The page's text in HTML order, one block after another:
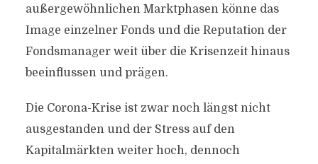
außergewöhnlichen Marktphasen könne das
Image einzelner Fonds und die Reputation der
Fondsmanager weit über die Krisenzeit hinaus
beeinflussen und prägen.
Die Corona-Krise ist zwar noch längst nicht
ausgestanden und der Stress auf den
Kapitalmärkten weiter hoch, dennoch